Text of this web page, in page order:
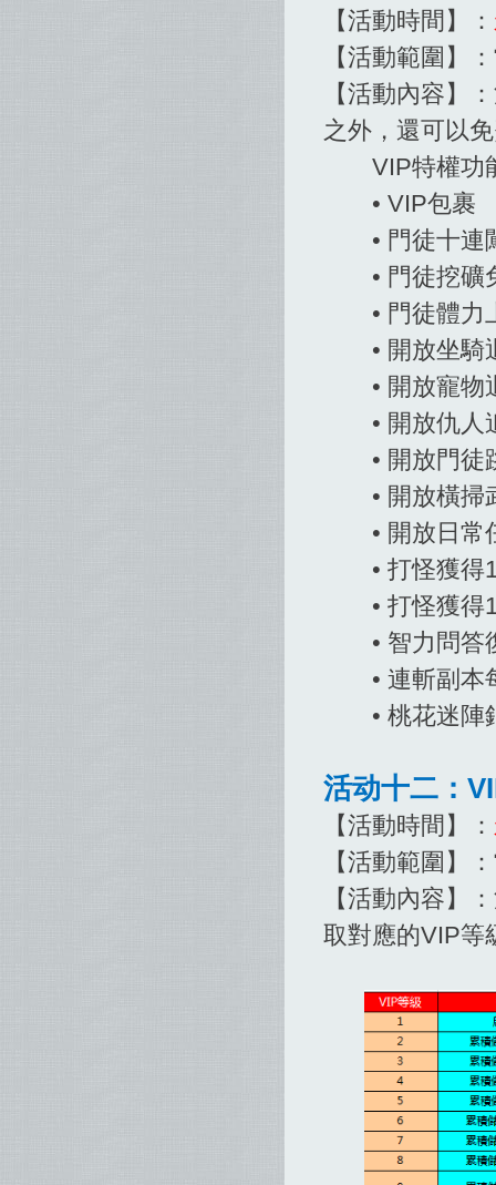
【活動時間】：
【活動範圍】
【活動內容】
之外，還可以
VIP特權功
• VIP包裹
• 門徒十連
• 門徒挖礦
• 門徒體力
• 開放坐騎
• 開放寵物
• 開放仇人
• 開放門徒
• 開放橫掃
• 開放日常
• 打怪獲得
• 打怪獲得
• 智力問答
• 連斬副本
• 桃花迷陣
活动十二：
【活動時間】：
【活動範圍】
【活動內容】
取對應的VIP等